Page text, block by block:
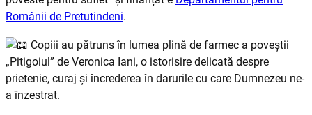
Românii de Pretutindeni.
Copiii au pătruns în lumea plină de farmec a poveștii
„Pitigoiul” de Veronica Iani, o istorisire delicată despre
prietenie, curaj și încrederea în darurile cu care Dumnezeu ne-
a înzestrat.